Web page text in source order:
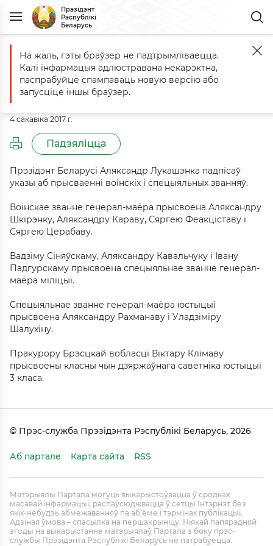
Прэзідэнт
Рэспублікі
Беларусь
Галоўная Падзеі Аляксандр Лукашэнка прысвоіў генеральскія
Аляксандр Лукашэнка прысвоіў
генеральскія званні
4 сакавіка 2017 г.
Падзяліцца
Прэзідэнт Беларусі Аляксандр Лукашэнка падпісаў
указы аб прысваенні воінскіх і спецыяльных званняў.
Воінскае званне генерал-маёра прысвоена Аляксандру
Шкірэнку, Аляксандру Караву, Сяргею Феакціставу і
Сяргею Церабаву.
Вадзіму Сіняўскаму, Аляксандру Кавальчуку і Івану
Падгурскаму прысвоена спецыяльнае званне генерал-
маёра міліцыі.
Спецыяльнае званне генерал-маёра юстыцыі
прысвоена Аляксандру Рахманаву і Уладзіміру
Шалухіну.
Пракурору Брэсцкай вобласці Віктару Клімаву
прысвоены класны чын дзяржаўнага саветніка юстыцыі
3 класа.
© Прэс-служба Прэзідэнта Рэспублікі Беларусь, 2026
Аб партале Карта сайта RSS
Матэрыялы Партала могуць выкарыстоўвацца ў сродках
масавай інфармацыі, распаўсюджвацца ў сетцы Інтэрнэт без
якіх-небудзь абмежаванняў па аб’ёме і тэрмінах публікацыі.
Адзіная ўмова – спасылка на першакрыніцу. Ніякай папярэдняй
згоды на выкарыстанне матэрыялаў Партала з боку прэс-
службы Прэзідэнта Рэспублікі Беларусь не патрабуецца.
На жаль, гэты браўзер не падтрымліваецца.
Калі інфармацыя адлюстравана некарэктна,
паспрабуйце спампаваць новую версію або
запусціце іншы браўзер.